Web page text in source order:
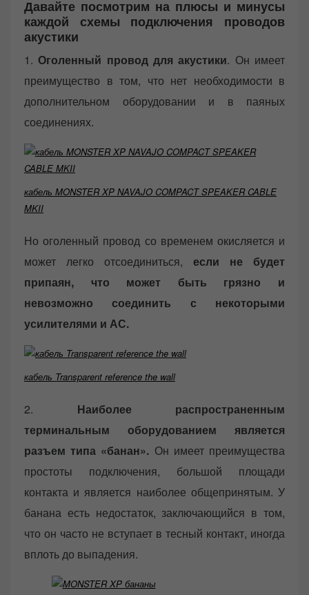
Давайте посмотрим на плюсы и минусы
каждой схемы подключения проводов
акустики
1.Оголенный провод для акустики. Он имеет
преимущество в том, что нет необходимости в
дополнительном оборудовании и в паяных
соединениях.
кабель MONSTER XP NAVAJO COMPACT SPEAKER CABLE
MKII
Но оголенный провод со временем окисляется и
может легко отсоединиться, если не будет
припаян, что может быть грязно и
невозможно соединить с некоторыми
усилителями и АС.
кабель Transparent reference the wall
2. Наиболее распространенным
терминальным оборудованием является
разъем типа «банан». Он имеет преимущества
простоты подключения, большой площади
контакта и является наиболее общепринятым. У
банана есть недостаток, заключающийся в том,
что он часто не вступает в тесный контакт, иногда
вплоть до выпадения.